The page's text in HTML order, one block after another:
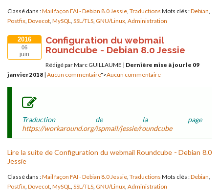
Classé dans :Mail façon FAI - Debian 8.0 Jessie Traductions Mots clés :Debian
Postfix Dovecot MySQL SSL/TLS GNU/Linux Administration
2016
06
juin
Configuration du webmail
Roundcube - Debian 8.0 Jessie
Rédigé par Marc GUILLAUME | Dernière mise à jour le 09
janvier 2018 | Aucun commentaire">Aucun commentaire
Traduction de la page
https://workaround.org/ispmail/jessie/roundcube
Lire la suite de Configuration du webmail Roundcube - Debian 8.0
Jessie
Classé dans :Mail façon FAI - Debian 8.0 Jessie Traductions Mots clés :Debian
Postfix Dovecot MySQL SSL/TLS GNU/Linux Administration